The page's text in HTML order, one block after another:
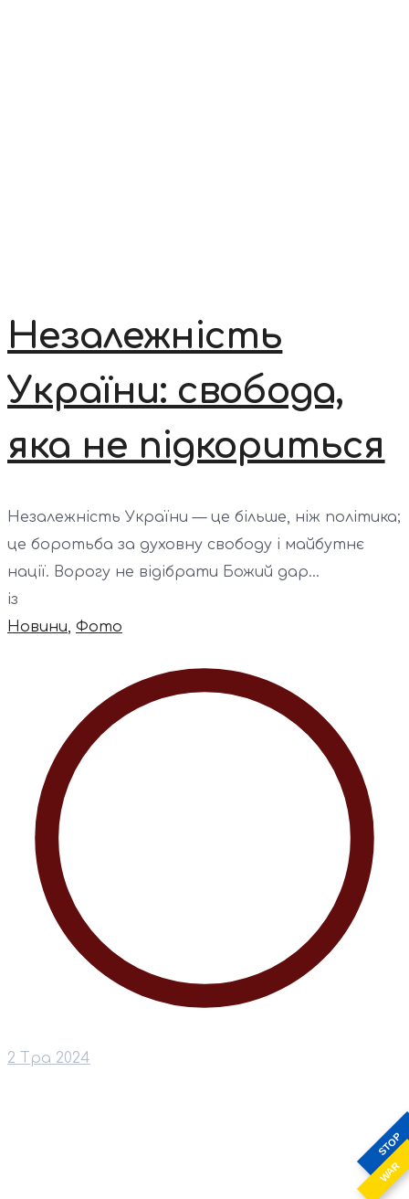
STOP
WAR
Незалежність
України: свобода,
яка не підкориться
Незалежність України — це більше, ніж політика;
це боротьба за духовну свободу і майбутнє
нації. Ворогу не відібрати Божий дар...
із
Новини, Фото
2 Тра 2024